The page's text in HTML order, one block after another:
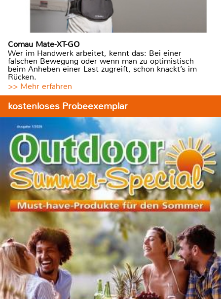
Comau Mate-XT-GO
Wer im Handwerk arbeitet, kennt das: Bei einer
falschen Bewegung oder wenn man zu optimistisch
beim Anheben einer Last zugreift, schon knackt’s im
Rücken.
>> Mehr erfahren
kostenloses Probeexemplar